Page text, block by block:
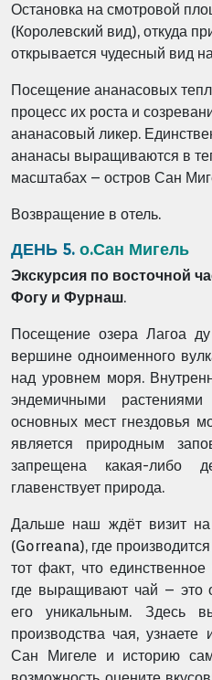
Остановка на смотровой
(Королевский вид), откуда
открывается чудесный вид
Посещение ананасовых
процесс их роста и
ананасовый ликер.
ананасы выращиваются в
масштабах – остров Сан
Возвращение в отель.
ДЕНЬ 5. о.Сан Мигель
Экскурсия по восточной
Фогу и Фурнаш.
Посещение озера Лагоа
вершине одноименного
над уровнем моря.
эндемичными
основных мест гнездовья
является природным
запрещена какая-либо
главенствует природа.
Дальше наш ждёт визит
(Gorreana), где
тот факт, что
где выращивают чай – это
его уникальным. Здесь
производства чая,
Сан Мигеле и историю